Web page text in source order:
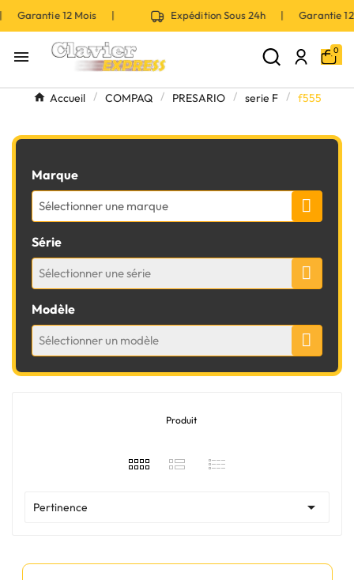
Garantie 12 Mois | Expédition Sous 24h | Garantie
 0
Accueil COMPAQ PRESARIO serie F f555
Marque
Sélectionner une marque
Série
Sélectionner une série
Modèle
Sélectionner un modèle
Produit
Pertinence 